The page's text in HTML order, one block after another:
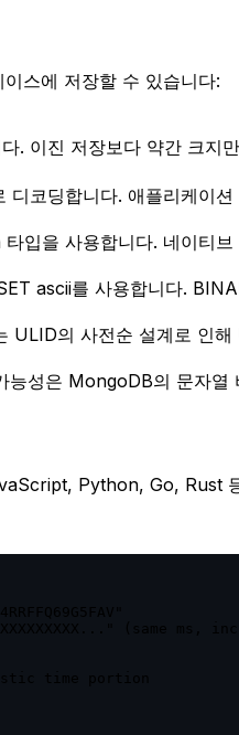
스에 저장할 수 있습니다:
. 이진 저장보다 약간 크지
코딩합니다. 애플리케이
입을 사용합니다. 네이티
ascii를 사용합니다.
ULID의 사전순 설계로 인
성은 MongoDB의 문자열
Python, Go, Rust